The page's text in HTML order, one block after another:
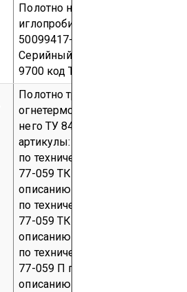
Полотно нетканое
иглопробивное ТУ 8391-001-
50099417-2001 с изм. 1
Серийный выпуск
9700 код ТН ВЭД 5603 94 000 0
Полотно трикотажное
огнетермостойкое и изделия из
него ТУ 8470-059-49957293-
артикулы:
по техническому описанию №
77-059 ТК ЛС по техническому
описанию № 15;
по техническому описанию №
77-059 ТК ИС по техническому
описанию № 17;
по техническому описанию №
77-059 П по техническому
описанию № 19